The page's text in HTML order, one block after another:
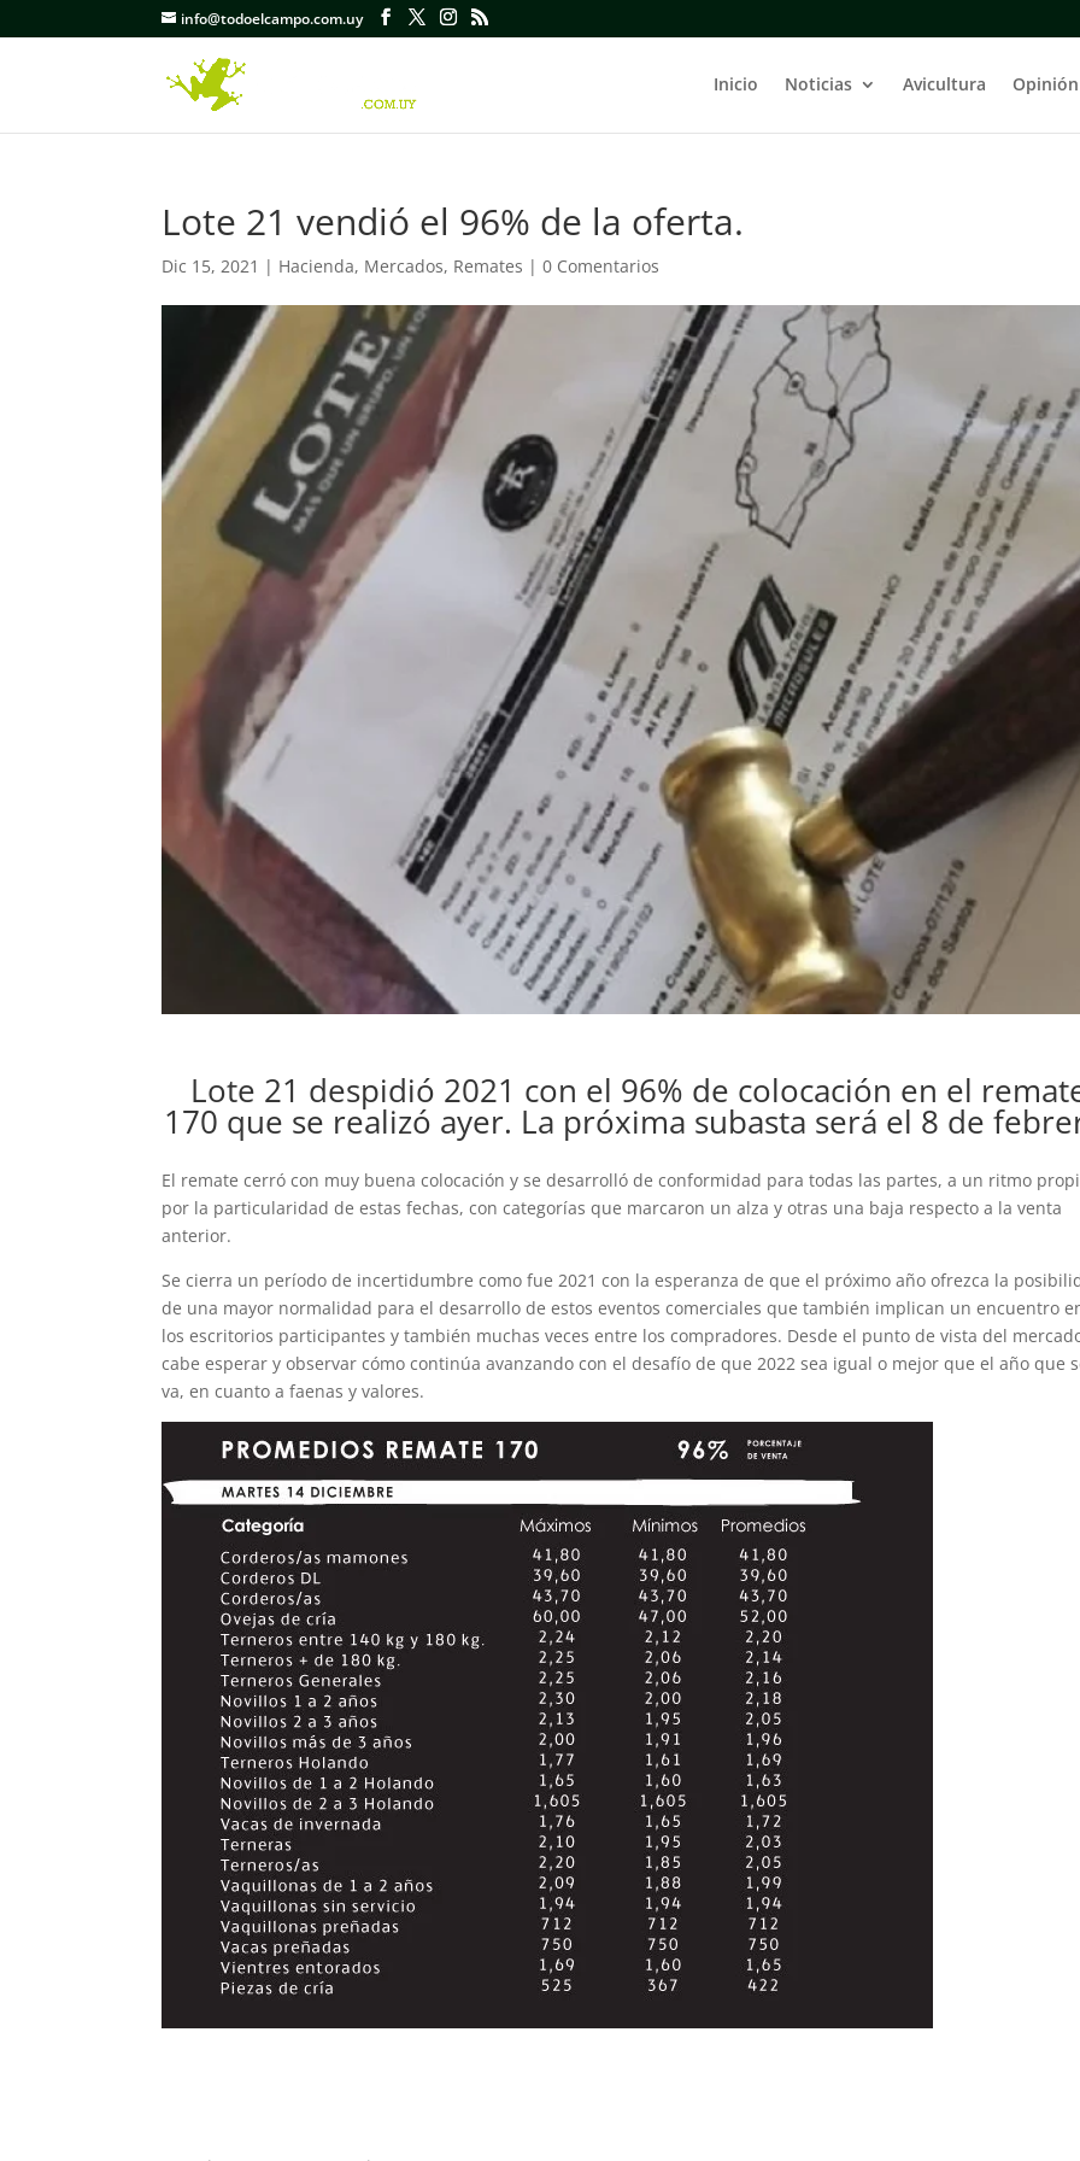
info@todoelcampo.com.uy
Inicio Noticias Avicultura Opinión
Lote 21 vendió el 96% de la oferta.
Dic 15, 2021 | Hacienda, Mercados, Remates |0 Comentarios
Lote 21 despidió 2021 con el 96% de colocación en el
170 que se realizó ayer. La próxima subasta será el 8 de
El remate cerró con muy buena colocación y se desarrolló de conformidad para todas las partes, a un ritmo
por la particularidad de estas fechas, con categorías que marcaron un alza y otras una baja respecto a la venta
anterior.
Se cierra un período de incertidumbre como fue 2021 con la esperanza de que el próximo año ofrezca la
de una mayor normalidad para el desarrollo de estos eventos comerciales que también implican un encuentro
los escritorios participantes y también muchas veces entre los compradores. Desde el punto de vista del
cabe esperar y observar cómo continúa avanzando con el desafío de que 2022 sea igual o mejor que el año que
va, en cuanto a faenas y valores.